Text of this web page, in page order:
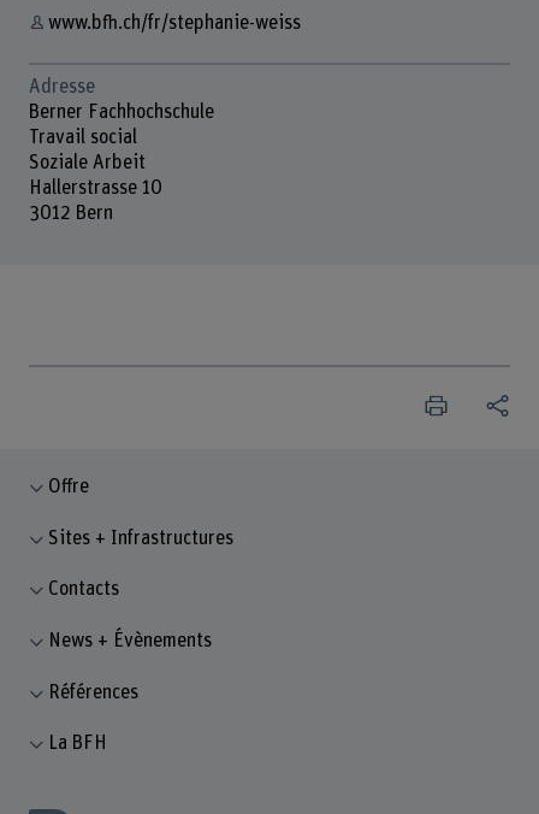
www.bfh.ch/fr/stephanie-weiss
Adresse
Berner Fachhochschule
Travail social
Soziale Arbeit
Hallerstrasse 10
3012 Bern
Offre
Sites + Infrastructures
Contacts
News + Évènements
Références
La BFH